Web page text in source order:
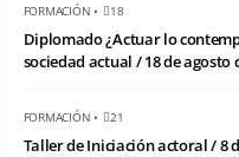
FORMACIÓN • 18
Diplomado ¿Actuar lo
sociedad actual / 18 de agosto
FORMACIÓN • 21
Taller de Iniciación actoral / 8